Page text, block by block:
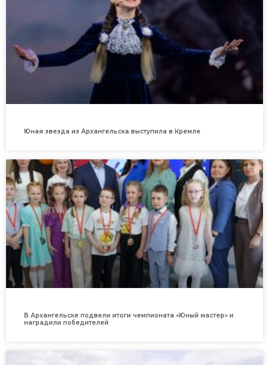
Юная звезда из Архангельска выступила в Кремле
В Архангельске подвели итоги чемпионата «Юный мастер» и
наградили победителей